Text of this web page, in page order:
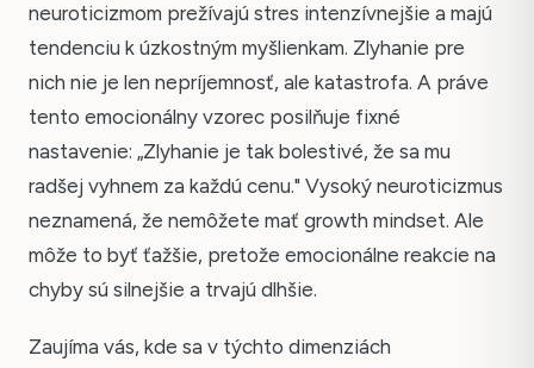
neuroticizmom prežívajú stres intenzívnejšie a majú
tendenciu k úzkostným myšlienkam. Zlyhanie pre
nich nie je len nepríjemnosť, ale katastrofa. A práve
tento emocionálny vzorec posilňuje fixné
nastavenie: „Zlyhanie je tak bolestivé, že sa mu
radšej vyhnem za každú cenu." Vysoký neuroticizmus
neznamená, že nemôžete mať growth mindset. Ale
môže to byť ťažšie, pretože emocionálne reakcie na
chyby sú silnejšie a trvajú dlhšie.
Zaujíma vás, kde sa v týchto dimenziách